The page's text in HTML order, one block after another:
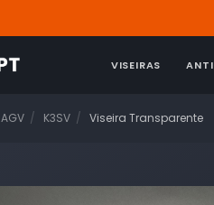
VISEIRAS
AGV K3SV Viseira Transparente